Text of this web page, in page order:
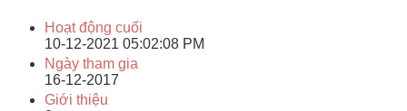
Hoạt động cuối
10-12-2021 05:02:08 PM
Ngày tham gia
16-12-2017
Giới thiệu